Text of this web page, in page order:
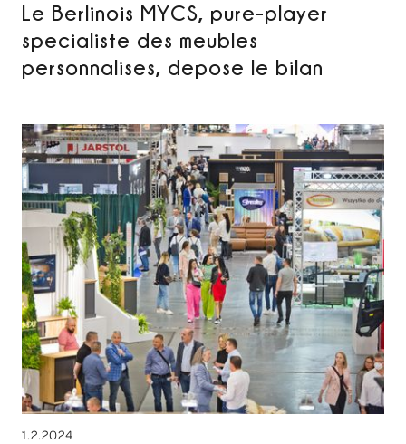
Le Berlinois MYCS, pure-player
specialiste des meubles
personnalises, depose le bilan
1.2.2024